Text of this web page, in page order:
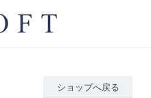
ショップへ戻る